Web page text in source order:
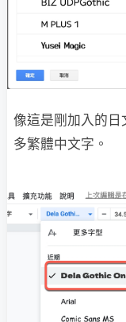
像這是剛加入的
多繁體中文字。